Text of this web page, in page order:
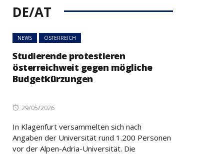
DE/AT
NEWS ÖSTERREICH
Studierende protestieren
österreichweit gegen mögliche
Budgetkürzungen
Posted
29/05/2026
In Klagenfurt versammelten sich nach
Angaben der Universität rund 1.200 Personen
vor der Alpen-Adria-Universität. Die